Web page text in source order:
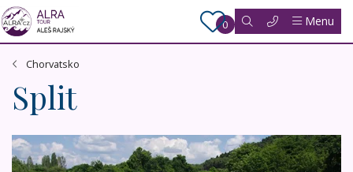
0 Menu
Chorvatsko
Split
Národní parky a přírodní krásy Chorvatska